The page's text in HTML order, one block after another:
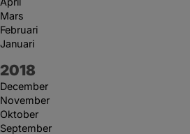
Mars
Februari
Januari
År:
2018
December
November
Oktober
September